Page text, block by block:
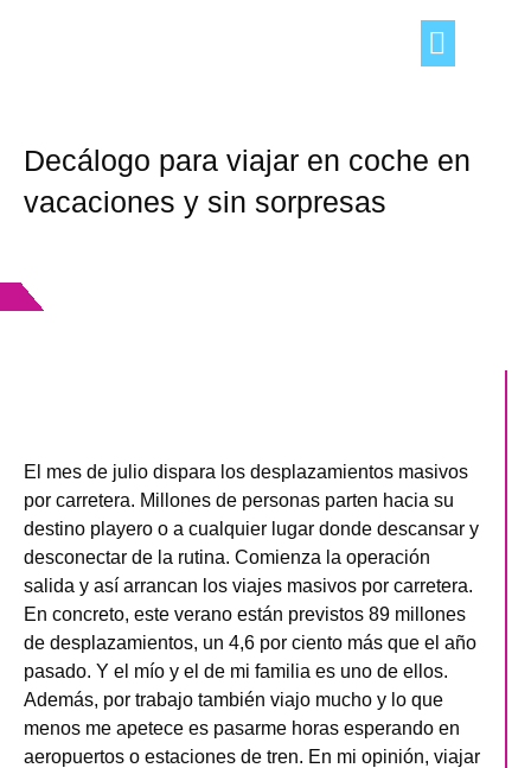
Decálogo para viajar en coche en
vacaciones y sin sorpresas
El mes de julio dispara los desplazamientos masivos
por carretera. Millones de personas parten hacia su
destino playero o a cualquier lugar donde descansar y
desconectar de la rutina. Comienza la operación
salida y así arrancan los viajes masivos por carretera.
En concreto, este verano están previstos 89 millones
de desplazamientos, un 4,6 por ciento más que el año
pasado. Y el mío y el de mi familia es uno de ellos.
Además, por trabajo también viajo mucho y lo que
menos me apetece es pasarme horas esperando en
aeropuertos o estaciones de tren. En mi opinión, viajar